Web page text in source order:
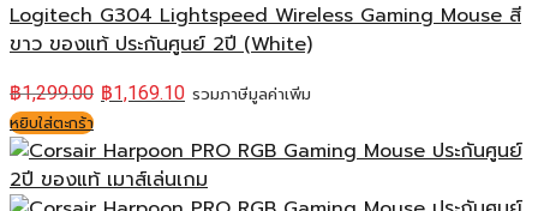
Logitech G304 Lightspeed Wireless Gaming Mouse สี
ขาว ของแท้ ประกันศูนย์ 2ปี (White)
฿1,299.00 ฿1,169.10 รวมภาษีมูลค่าเพิ่ม
หยิบใส่ตะกร้า